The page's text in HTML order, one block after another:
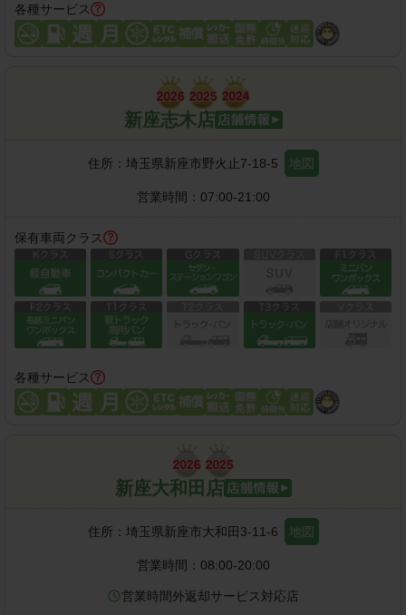
各種サービス
新座志木店
住所： 埼玉県新座市野火止7-18-5 地図
営業時間： 07:00-21:00
保有車両クラス
各種サービス
新座大和田店
住所： 埼玉県新座市大和田3-11-6 地図
営業時間： 08:00-20:00
営業時間外返却サービス対応店